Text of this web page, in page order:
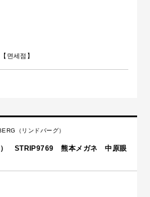
면세점】
（リンドバーグ）
） STRIP9769 熊本メガネ 中原眼